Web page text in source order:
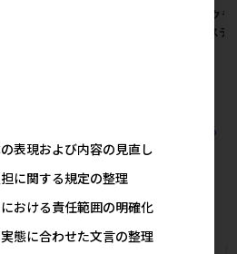
[ルーク
水筒 ス
すべてのルークランの人気商品を見る
表現および内容の見直し
に関する規定の整理
おける責任範囲の明確化
態に合わせた文言の整理